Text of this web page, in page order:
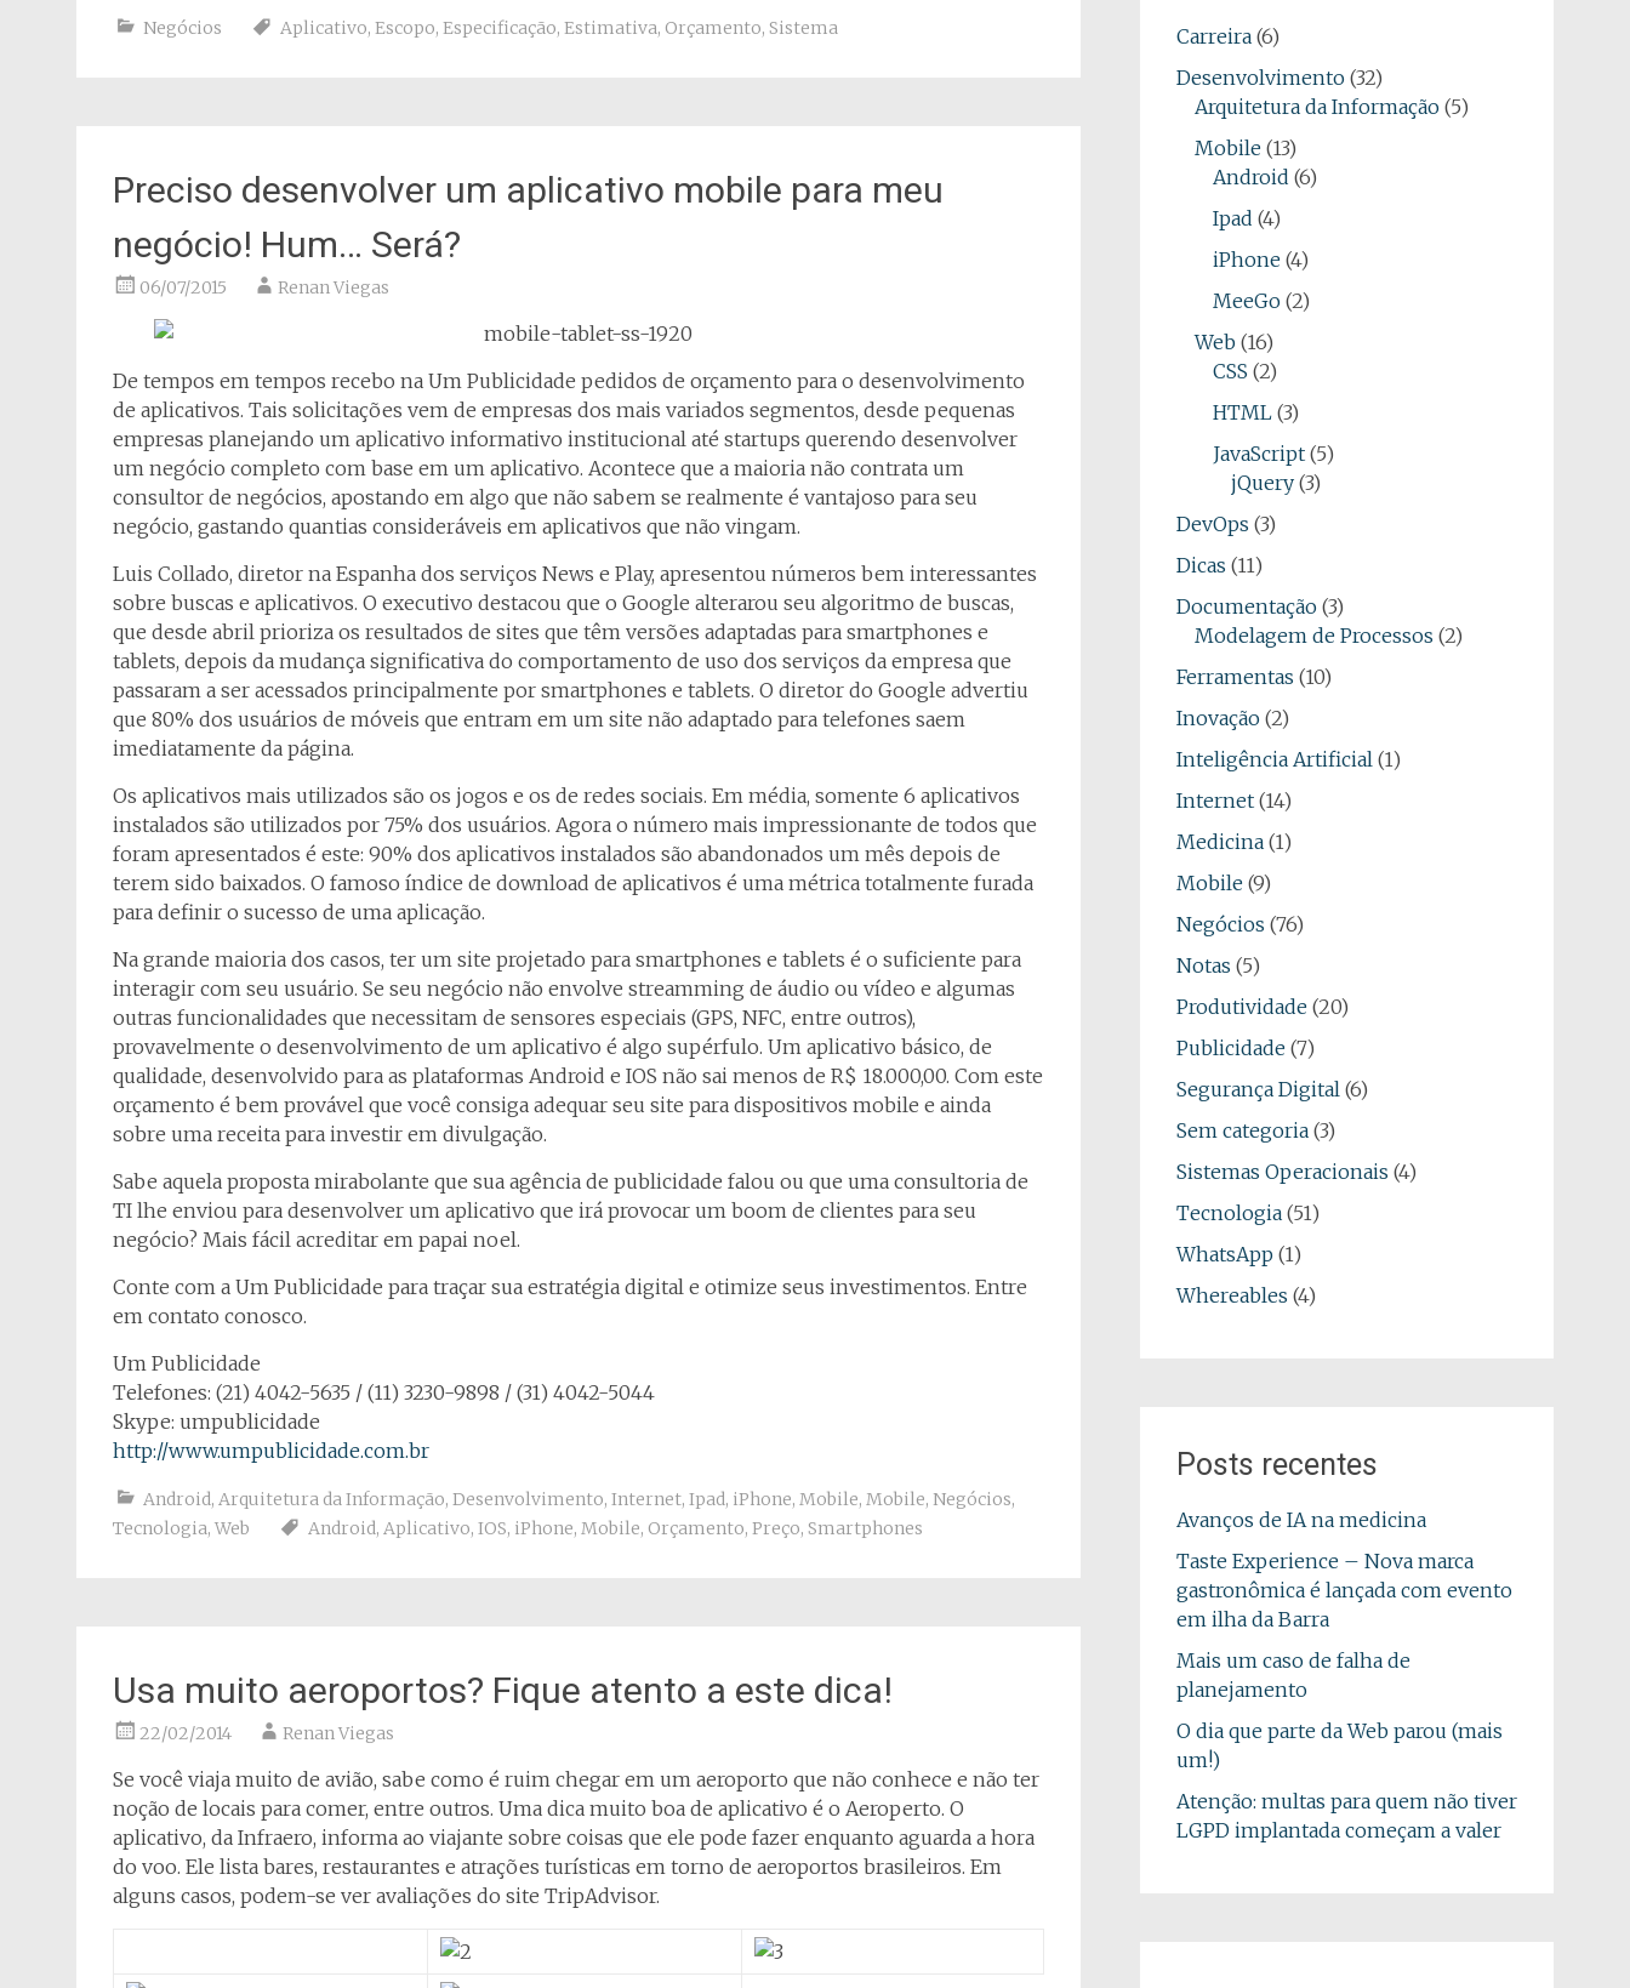
Negócios Aplicativo, Escopo, Especificação, Estimativa, Orçamento, Sistema
Preciso desenvolver um aplicativo mobile para meu
negócio! Hum… Será?
06/07/2015 Renan Viegas
De tempos em tempos recebo na Um Publicidade pedidos de orçamento para o desenvolvimento
de aplicativos. Tais solicitações vem de empresas dos mais variados segmentos, desde pequenas
empresas planejando um aplicativo informativo institucional até startups querendo desenvolver
um negócio completo com base em um aplicativo. Acontece que a maioria não contrata um
consultor de negócios, apostando em algo que não sabem se realmente é vantajoso para seu
negócio, gastando quantias consideráveis em aplicativos que não vingam.
Luis Collado, diretor na Espanha dos serviços News e Play, apresentou números bem interessantes
sobre buscas e aplicativos. O executivo destacou que o Google alterarou seu algoritmo de buscas,
que desde abril prioriza os resultados de sites que têm versões adaptadas para smartphones e
tablets, depois da mudança significativa do comportamento de uso dos serviços da empresa que
passaram a ser acessados principalmente por smartphones e tablets. O diretor do Google advertiu
que 80% dos usuários de móveis que entram em um site não adaptado para telefones saem
imediatamente da página.
Os aplicativos mais utilizados são os jogos e os de redes sociais. Em média, somente 6 aplicativos
instalados são utilizados por 75% dos usuários. Agora o número mais impressionante de todos que
foram apresentados é este: 90% dos aplicativos instalados são abandonados um mês depois de
terem sido baixados. O famoso índice de download de aplicativos é uma métrica totalmente furada
para definir o sucesso de uma aplicação.
Na grande maioria dos casos, ter um site projetado para smartphones e tablets é o suficiente para
interagir com seu usuário. Se seu negócio não envolve streamming de áudio ou vídeo e algumas
outras funcionalidades que necessitam de sensores especiais (GPS, NFC, entre outros),
provavelmente o desenvolvimento de um aplicativo é algo supérfulo. Um aplicativo básico, de
qualidade, desenvolvido para as plataformas Android e IOS não sai menos de R$ 18.000,00. Com este
orçamento é bem provável que você consiga adequar seu site para dispositivos mobile e ainda
sobre uma receita para investir em divulgação.
Sabe aquela proposta mirabolante que sua agência de publicidade falou ou que uma consultoria de
TI lhe enviou para desenvolver um aplicativo que irá provocar um boom de clientes para seu
negócio? Mais fácil acreditar em papai noel.
Conte com a Um Publicidade para traçar sua estratégia digital e otimize seus investimentos. Entre
em contato conosco.
Um Publicidade
Telefones: (21) 4042-5635 / (11) 3230-9898 / (31) 4042-5044
Skype: umpublicidade
http://www.umpublicidade.com.br
Android, Arquitetura da Informação, Desenvolvimento, Internet, Ipad, iPhone, Mobile, Mobile, Negócios,
Tecnologia, Web Android, Aplicativo, IOS, iPhone, Mobile, Orçamento, Preço, Smartphones
Usa muito aeroportos? Fique atento a este dica!
22/02/2014 Renan Viegas
Se você viaja muito de avião, sabe como é ruim chegar em um aeroporto que não conhece e não ter
noção de locais para comer, entre outros. Uma dica muito boa de aplicativo é o Aeroperto. O
aplicativo, da Infraero, informa ao viajante sobre coisas que ele pode fazer enquanto aguarda a hora
do voo. Ele lista bares, restaurantes e atrações turísticas em torno de aeroportos brasileiros. Em
alguns casos, podem-se ver avaliações do site TripAdvisor.
Carreira(6)
Desenvolvimento(32)
Arquitetura da Informação(5)
Mobile (13)
Android (6)
Ipad (4)
iPhone (4)
MeeGo(2)
Web (16)
CSS (2)
HTML(3)
JavaScript(5)
jQuery(3)
DevOps (3)
Dicas (11)
Documentação(3)
Modelagem de Processos (2)
Ferramentas (10)
Inovação(2)
Inteligência Artificial(1)
Internet(14)
Medicina(1)
Mobile (9)
Negócios (76)
Notas (5)
Produtividade (20)
Publicidade (7)
Segurança Digital(6)
Sem categoria(3)
Sistemas Operacionais (4)
Tecnologia(51)
WhatsApp (1)
Whereables (4)
Posts recentes
Avanços de IA na medicina
Taste Experience – Nova marca
gastronômica é lançada com evento
em ilha da Barra
Mais um caso de falha de
planejamento
O dia que parte da Web parou (mais
um!)
Atenção: multas para quem não tiver
LGPD implantada começam a valer